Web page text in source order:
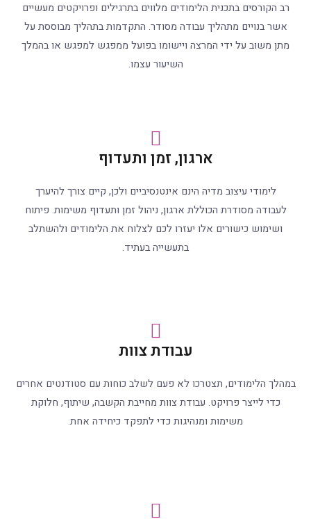
רב הקורסים בתכנית הלימודים מלווים בתרגילים ופרויקטים מעשיים
אשר בנויים מתהליך עבודה מסודר. התקדמות בתהליך מבוססת על
מתן משוב על ידי המרצה ויישומו בפועל ממפגש למפגש או בהמלך
השיעור עצמו.
ארגון, זמן ותעדוף​
לימודי עיצוב מדיה הינם אינטנסיביים ולכן, קיים צורך להיערך
לעבודה מסודרת הכוללת ארגון, ניהול זמן ותעדוף משימות. פיתוח
ושימוש כישורים אלו יעזרו לכם לצלוח את הלימודים ולהשתלב
בתעשייה בעתיד.
עבודת צוות
במהלך הלימודים, תצטרכו לא פעם לשלב כוחות עם סטודנטים אחרים
כדי לייצר פרויקט. עבודת צוות מחייבת הקשבה, שיתוף, חלוקת
משימות ומנהיגות כדי לתפקד כיחידה אחת.